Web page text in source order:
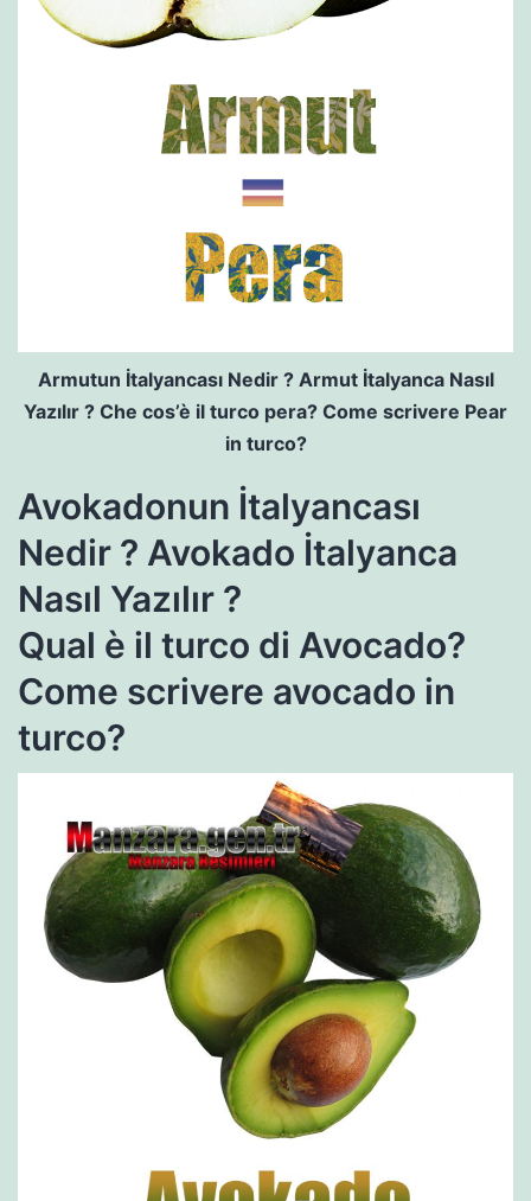
Armutun İtalyancası Nedir ? Armut İtalyanca Nasıl
Yazılır ? Che cos’è il turco pera? Come scrivere Pear
in turco?
Avokadonun İtalyancası
Nedir ? Avokado İtalyanca
Nasıl Yazılır ?
Qual è il turco di Avocado?
Come scrivere avocado in
turco?